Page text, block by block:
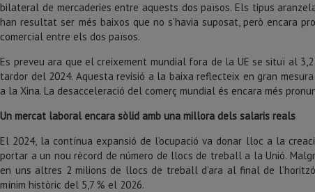
bilateral de mercaderies entre aquests dos països. Els tipus
han resultat ser més baixos que no s’havia suposat, però encara
comercial entre els dos països.
Es preveu ara que el creixement mundial fora de la UE se situï al
tardor del 2024. Aquesta revisió a la baixa reflecteix en gran
a la Xina. La desacceleració del comerç mundial és encara més
Un mercat laboral encara sòlid amb una millora dels salaris reals
El 2024, la contínua expansió de l’ocupació va donar lloc a la
portar a un nou rècord de número de llocs de treball a la Unió.
en uns altres 2 milions de llocs de treball d’ara al final de
mínim històric del 5,7 % el 2026.